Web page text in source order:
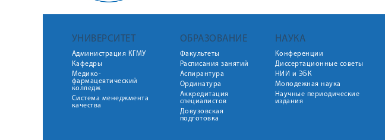
УНИВЕРСИТЕТ
Администрация КГМУ
Кафедры
Медико-
фармацевтический
колледж
Система менеджмента
качества
ОБРАЗОВАНИЕ
Факультеты
Расписания занятий
Аспирантура
Ординатура
Аккредитация
специалистов
Довузовская
подготовка
НАУКА
Конференции
Диссертационные советы
НИИ и ЭБК
Молодежная наука
Научные периодические
издания